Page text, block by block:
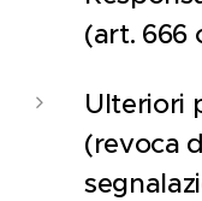
(art. 666
Ulteriori
(revoca